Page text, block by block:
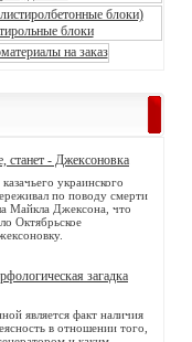
станет - Джексоновка
украинского
по поводу смерти
Майкла Джексона, что
Октябрьское
загадка
является факт наличия
в отношении того,